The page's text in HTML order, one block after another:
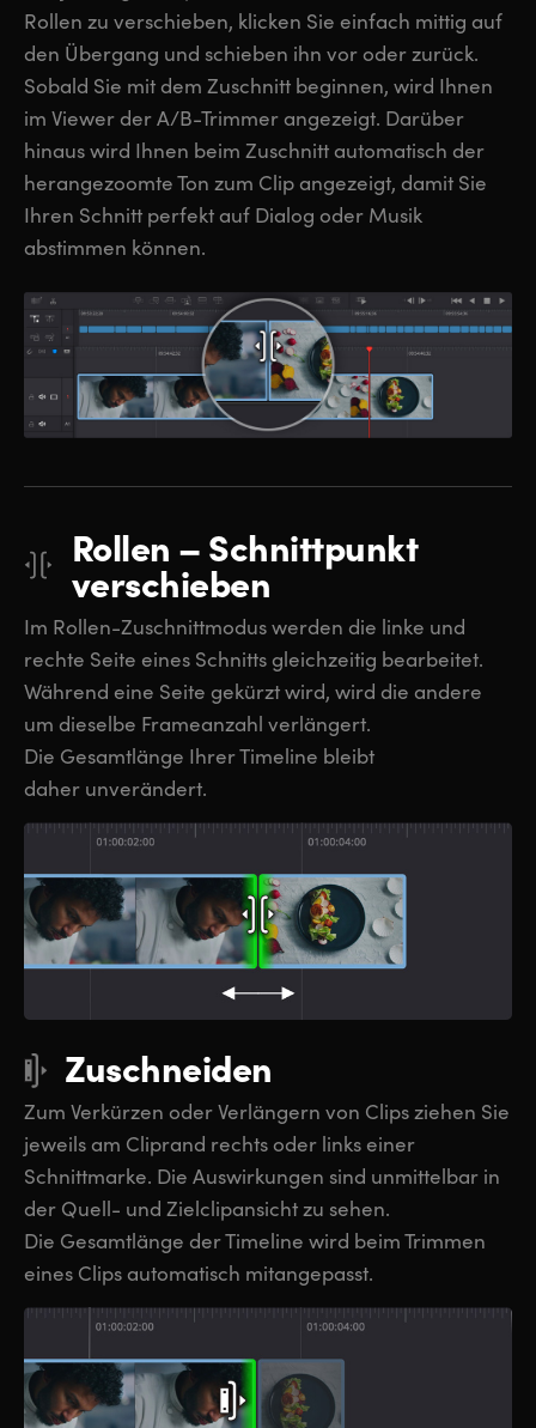
Rollen zu verschieben, klicken Sie einfach mittig auf
den Übergang und schieben ihn vor oder zurück.
Sobald Sie mit dem Zuschnitt beginnen, wird Ihnen
im Viewer der A/B-Trimmer angezeigt. Darüber
hinaus wird Ihnen beim Zuschnitt automatisch der
herangezoomte Ton zum Clip angezeigt, damit Sie
Ihren Schnitt perfekt auf Dialog oder Musik
abstimmen können.
Rollen – Schnittpunkt
verschieben
Im Rollen-Zuschnittmodus werden die linke und
rechte Seite eines Schnitts gleichzeitig bearbeitet.
Während eine Seite gekürzt wird, wird die andere
um dieselbe Frameanzahl verlängert.
Die Gesamtlänge Ihrer Timeline bleibt
daher unverändert.
Zuschneiden
Zum Verkürzen oder Verlängern von Clips ziehen Sie
jeweils am Cliprand rechts oder links einer
Schnittmarke. Die Auswirkungen sind unmittelbar in
der Quell- und Zielclipansicht zu sehen.
Die Gesamtlänge der Timeline wird beim Trimmen
eines Clips automatisch mitangepasst.